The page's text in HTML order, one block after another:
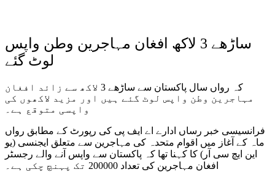
ساڑھے 3 لاکھ افغان مہاجرین وطن واپس
لوٹ گئے
کہ رواں سال پاکستان سے ساڑھے 3 لاکھ سے زائد افغان
مہاجرین وطن واپس لوٹ گئے ہیں اور مزید لاکھوں کی
واپسی متوقع ہے۔
فرانسیسی خبر رساں ادارے اے ایف پی کی رپورٹ کے مطابق رواں
ماہ کے آغاز میں اقوام متحدہ کی مہاجرین سے متعلق ایجنسی (یو
این ایچ سی آر) کا کہنا تھا کہ پاکستان سے واپس آنے والے رجسٹر
افغان مہاجرین کی تعداد 200000 تک پہنچ چکی ہے۔